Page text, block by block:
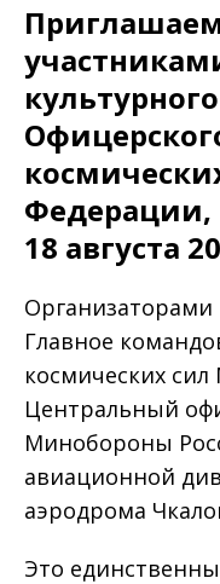
Приглашаем
Федерации,
18 августа
Главное
космических
Центральный
Минобороны
авиационной
аэродрома
Это